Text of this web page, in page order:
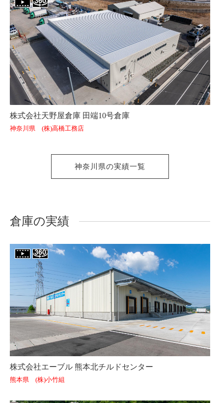
株式会社天野屋倉庫 田端10号倉庫
神奈川県 (株)高橋工務店
神奈川県の実績一覧
倉庫の実績
株式会社エーブル 熊本北チルドセンター
熊本県 (株)小竹組